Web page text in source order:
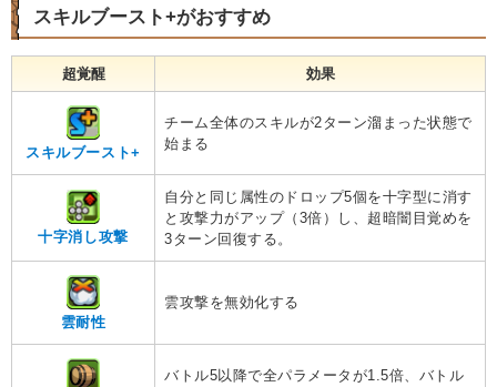
スキルブースト+がおすすめ
超覚醒 効果
スキルブースト+
チーム全体のスキルが2ターン溜まった状態で
始まる
十字消し攻撃
自分と同じ属性のドロップ5個を十字型に消す
と攻撃力がアップ（3倍）し、超暗闇目覚めを
3ターン回復する。
雲耐性
雲攻撃を無効化する
バトル5以降で全パラメータが1.5倍、バトル